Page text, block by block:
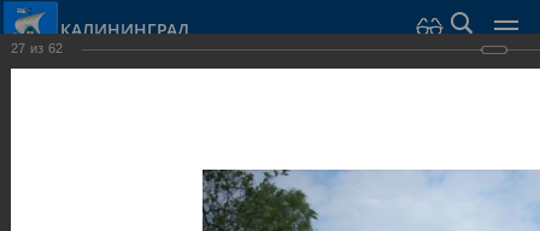
КАЛИНИНГРАД
Скульптуры и мемориалы
27 из 62